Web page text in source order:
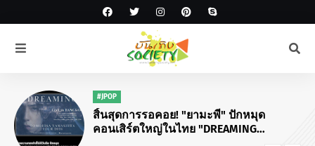
#JPOP
สิ้นสุดการรอคอย! "ยามะพี" ปักหมุด
คอนเสิร์ตใหญ่ในไทย "DREAMING